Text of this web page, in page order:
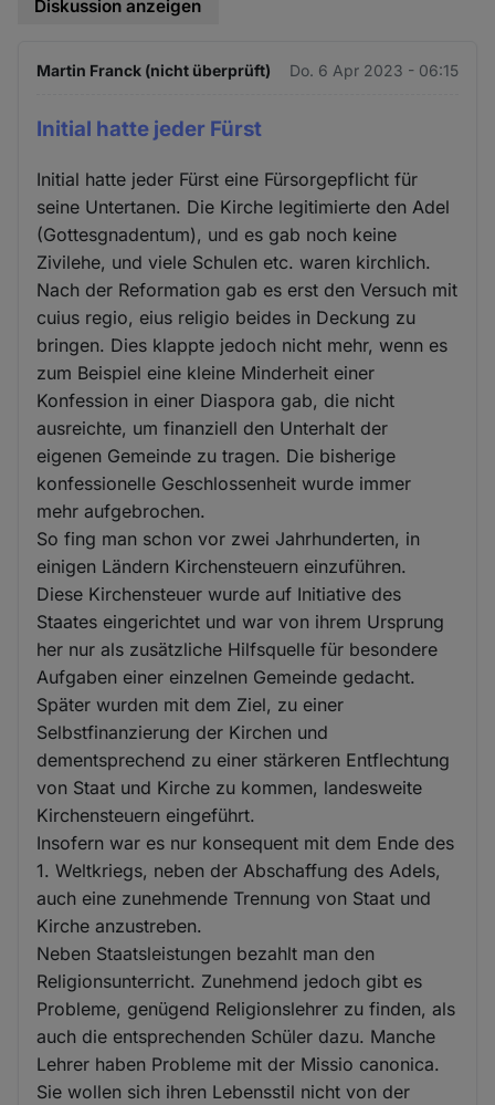
Diskussion anzeigen
Martin Franck (nicht überprüft) Do. 6 Apr 2023 - 06:15
Initial hatte jeder Fürst
Initial hatte jeder Fürst eine Fürsorgepflicht für
seine Untertanen. Die Kirche legitimierte den Adel
(Gottesgnadentum), und es gab noch keine
Zivilehe, und viele Schulen etc. waren kirchlich.
Nach der Reformation gab es erst den Versuch mit
cuius regio, eius religio beides in Deckung zu
bringen. Dies klappte jedoch nicht mehr, wenn es
zum Beispiel eine kleine Minderheit einer
Konfession in einer Diaspora gab, die nicht
ausreichte, um finanziell den Unterhalt der
eigenen Gemeinde zu tragen. Die bisherige
konfessionelle Geschlossenheit wurde immer
mehr aufgebrochen.
So fing man schon vor zwei Jahrhunderten, in
einigen Ländern Kirchensteuern einzuführen.
Diese Kirchensteuer wurde auf Initiative des
Staates eingerichtet und war von ihrem Ursprung
her nur als zusätzliche Hilfsquelle für besondere
Aufgaben einer einzelnen Gemeinde gedacht.
Später wurden mit dem Ziel, zu einer
Selbstfinanzierung der Kirchen und
dementsprechend zu einer stärkeren Entflechtung
von Staat und Kirche zu kommen, landesweite
Kirchensteuern eingeführt.
Insofern war es nur konsequent mit dem Ende des
1. Weltkriegs, neben der Abschaffung des Adels,
auch eine zunehmende Trennung von Staat und
Kirche anzustreben.
Neben Staatsleistungen bezahlt man den
Religionsunterricht. Zunehmend jedoch gibt es
Probleme, genügend Religionslehrer zu finden, als
auch die entsprechenden Schüler dazu. Manche
Lehrer haben Probleme mit der Missio canonica.
Sie wollen sich ihren Lebensstil nicht von der